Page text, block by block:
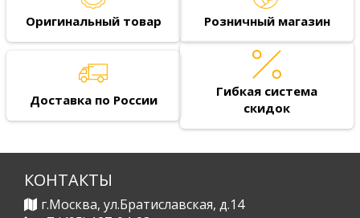
Оригинальный товар Розничный магазин
Доставка по России
Гибкая система
скидок
КОНТАКТЫ
г.Москва, ул.Братиславская, д.14